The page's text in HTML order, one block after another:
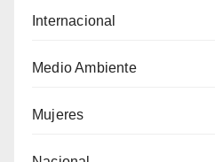
Internacional
Medio Ambiente
Mujeres